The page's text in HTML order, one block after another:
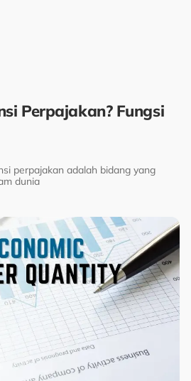
Perpajakan? Fungsi
perpajakan adalah bidang yang
dunia